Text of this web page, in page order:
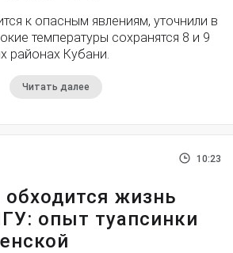
к опасным явлениям, уточнили в
температуры сохранятся 8 и 9
районах Кубани.
Читать далее
10:23
обходится жизнь
опыт туапсинки